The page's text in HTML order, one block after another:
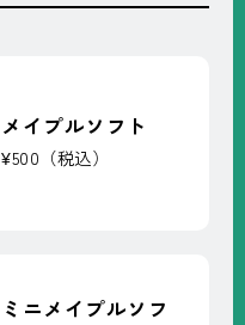
メイプルソフト
¥500（税込）
ミニメイプルソフ